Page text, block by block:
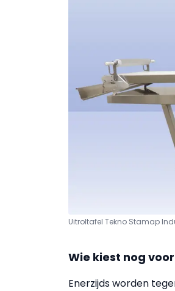
Uitroltafel Tekno Stamap
Wie kiest nog
Enerzijds worden